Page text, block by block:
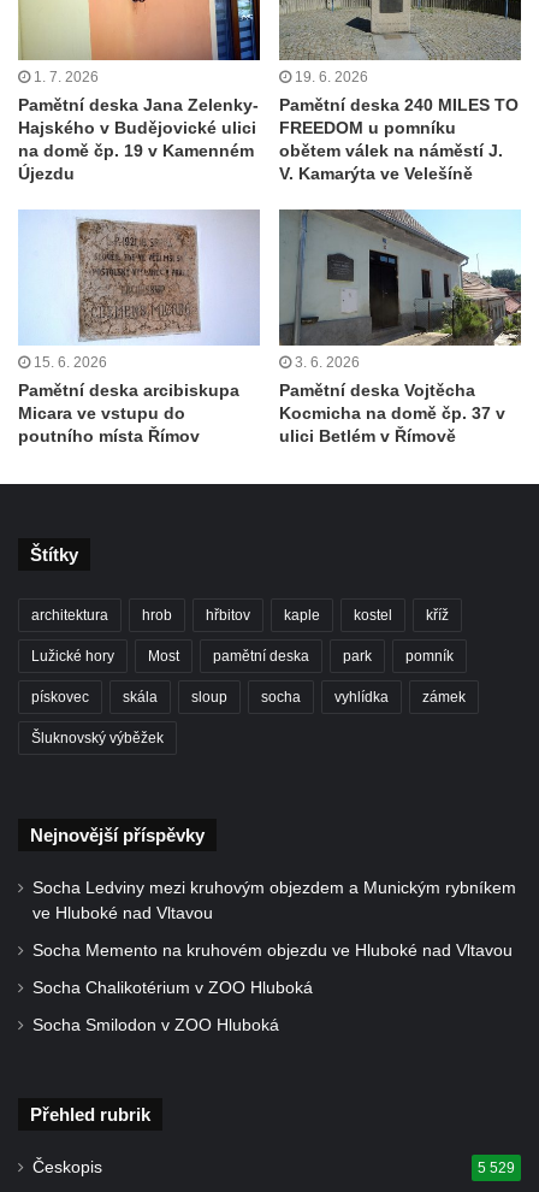
u poutního kostela Navštívení Panny Marie
v Horní Polici
Pamětní deska Aloise Senefeldera na
Staroměstské tržnici v Rytířské ulici v Praze
Pamětní deska Františka Palackého na
MacNevenově paláci v Palackého ulici v
Praze
Pamětní deska Františka Ladislava Riegera
na MacNevenově paláci v Palackého ulici v
Praze
Pamětní deska Karla Bendla na domě čp.
248/16 na Masarykově nábřeží v Praze
Pamětní deska Bedřicha Smetany na domě
Pamětní deska Karla Knittla na domě čp.
Pamětní deska Volkmara Gaberta na domě
76/8 v Drahůnkách
Pamětní deska Josefa Klobautschnika na
Pamětní deska Reginalda Czermack-
Krupce
svaté Kateřiny Alexandrijské severně od
Libotenic
Pamětní deska Pavla Kopty na domě čp.
Pamětní deska Heinze Kurta Henische na
1. 7. 2026
Pamětní deska Jana Zelenky-
Hajského v Budějovické ulici
na domě čp. 19 v Kamenném
Újezdu
19. 6. 2026
Pamětní deska 240 MILES TO
FREEDOM u pomníku
obětem válek na náměstí J.
V. Kamarýta ve Velešíně
15. 6. 2026
Pamětní deska arcibiskupa
Micara ve vstupu do
poutního místa Římov
3. 6. 2026
Pamětní deska Vojtěcha
Kocmicha na domě čp. 37 v
ulici Betlém v Římově
Štítky
architektura hrob hřbitov kaple kostel kříž
Lužické hory Most pamětní deska park pomník
pískovec skála sloup socha vyhlídka zámek
Šluknovský výběžek
Nejnovější příspěvky
Socha Ledviny mezi kruhovým objezdem a Munickým rybníkem
ve Hluboké nad Vltavou
Socha Memento na kruhovém objezdu ve Hluboké nad Vltavou
Socha Chalikotérium v ZOO Hluboká
Socha Smilodon v ZOO Hluboká
Přehled rubrik
Českopis 5 529